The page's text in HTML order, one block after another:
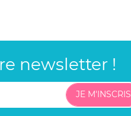
newsletter !
JE M'INSCRIS